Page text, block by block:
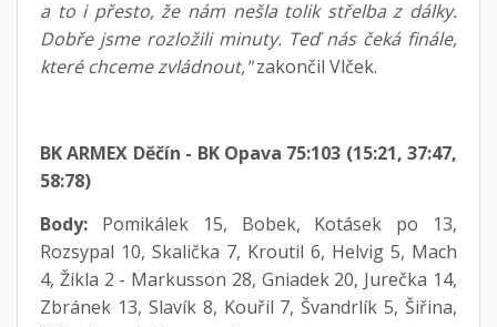
a to i přesto, že nám nešla tolik střelba z dálky.
Dobře jsme rozložili minuty. Teď nás čeká finále,
které chceme zvládnout,"zakončil Vlček.
BK ARMEX Děčín - BK Opava 75:103 (15:21, 37:47,
58:78)
Body:Pomikálek 15, Bobek, Kotásek po 13,
Rozsypal 10, Skalička 7, Kroutil 6, Helvig 5, Mach
4, Žikla 2 - Markusson 28, Gniadek 20, Jurečka 14,
Zbránek 13, Slavík 8, Kouřil 7, Švandrlík 5, Šiřina,